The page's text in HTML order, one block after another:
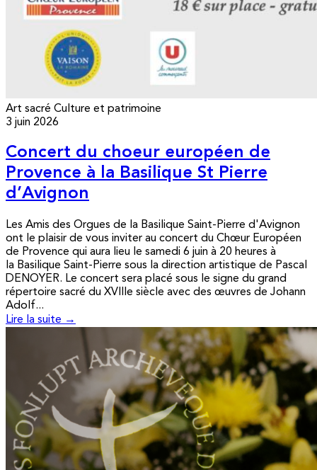
Art sacré Culture et patrimoine
3 juin 2026
Concert du choeur européen de
Provence à la Basilique St Pierre
d’Avignon
Les Amis des Orgues de la Basilique Saint-Pierre d'Avignon
ont le plaisir de vous inviter au concert du Chœur Européen
de Provence qui aura lieu le samedi 6 juin à 20 heures à
la Basilique Saint-Pierre sous la direction artistique de Pascal
DENOYER. Le concert sera placé sous le signe du grand
répertoire sacré du XVIIIe siècle avec des œuvres de Johann
Adolf...
Lire la suite →